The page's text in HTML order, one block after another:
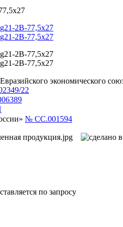
экономического
22
№ CC.001594
по запросу